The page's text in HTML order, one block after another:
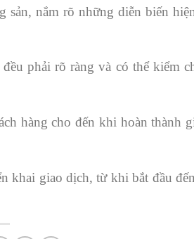
nắm rõ những diễn biến
phải rõ ràng và có thể kiểm
hàng cho đến khi hoàn thành
khai giao dịch, từ khi bắt đầu